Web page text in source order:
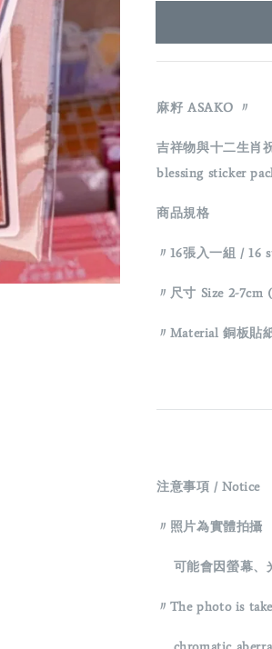
麻籽 ASAKO 〃
吉祥物與十二生肖
blessing sticker
商品規格
〃16張入一組 / 16
〃 尺寸 Size 2-7cm (
〃 Material 銅板貼
注意事項 / Notice
〃照片為實體拍攝
可能會因螢幕、
〃The photo is